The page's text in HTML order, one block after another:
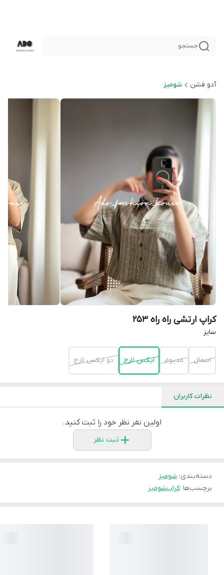
جستجو
آدو فشن شوميز
کراپ ارتشی راه راه 253
سايز
اسمال مديوم ايكس لارج دو ايكس لارج
نظرات کاربران
اولین نفر نظر خود را ثبت کنید.
ثبت نظر
دسته‌بندی: شوميز
برچسب‌ها :کراپشومیز